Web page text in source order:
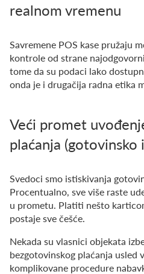
realnom vremenu
Savremene POS kase pružaju
kontrole od strane
tome da su podaci lako
onda je i drugačija radna etika
Veći promet
plaćanja (gotovinsko
Svedoci smo istiskivanja
Procentualno, sve više raste
u prometu. Platiti nešto
postaje sve češće.
Nekada su vlasnici objekata
bezgotovinskog plaćanja usled
komplikovane procedure